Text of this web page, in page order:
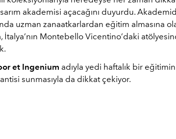
akademisi açacağını duyurdu.
uzman zanaatkarlardan eğitim almasına
İtalya’nın Montebello Vicentino’daki
et Ingenium adıyla yedi haftalık bir eğitimin
sunmasıyla da dikkat çekiyor.